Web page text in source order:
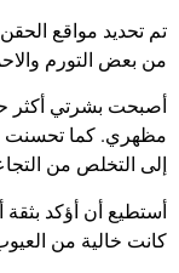
تم تحديد مواقع
من بعض التورم
أصبحت بشرتي أكثر
مظهري. كما تحسنت
إلى التخلص من
كانت خالية من